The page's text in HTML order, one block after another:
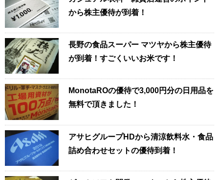
から株主優待が到着！
長野の食品スーパー マツヤから株主優待
が到着！すごくいいお米です！
MonotaROの優待で3,000円分の日用品を
無料で頂きました！
アサヒグループHDから清涼飲料水・食品
詰め合わせセットの優待到着！